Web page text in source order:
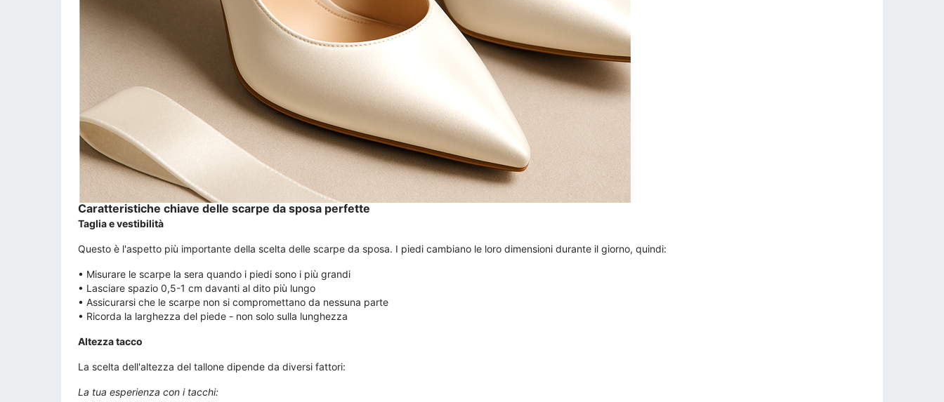
Caratteristiche chiave delle scarpe da sposa perfette
Taglia e vestibilità
Questo è l'aspetto più importante della scelta delle scarpe da sposa. I piedi cambiano le loro dimensioni durante il giorno, quindi:
• Misurare le scarpe la sera quando i piedi sono i più grandi
• Lasciare spazio 0,5-1 cm davanti al dito più lungo
• Assicurarsi che le scarpe non si compromettano da nessuna parte
• Ricorda la larghezza del piede - non solo sulla lunghezza
Altezza tacco
La scelta dell'altezza del tallone dipende da diversi fattori:
La tua esperienza con i tacchi: